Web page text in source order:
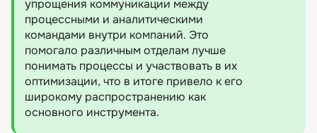
упрощения коммуникации между
процессными и аналитическими
командами внутри компаний. Это
помогало различным отделам лучше
понимать процессы и участвовать в их
оптимизации, что в итоге привело к его
широкому распространению как
основного инструмента.